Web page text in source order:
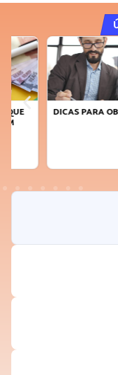
DICAS PARA OBTER